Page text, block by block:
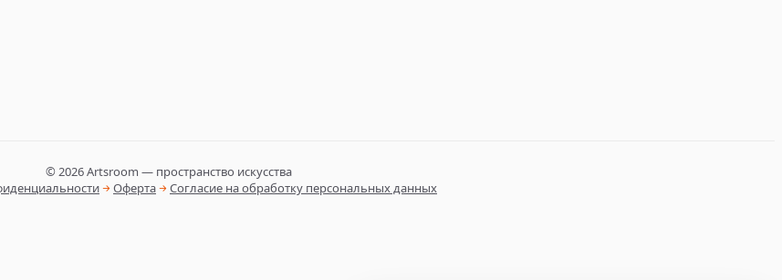
© 2026Artsroom — пространство искусства
Оферта Согласие на обработку персональных данных